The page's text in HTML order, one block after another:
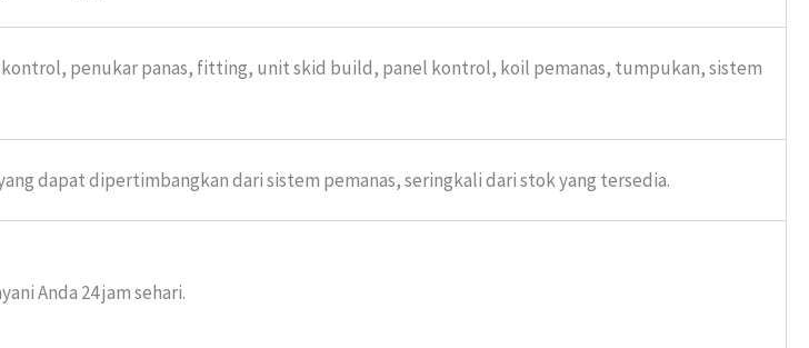
penukar panas, fitting, unit skid build, panel kontrol, koil pemanas, tumpukan, sistem
dapat dipertimbangkan dari sistem pemanas, seringkali dari stok yang tersedia.
Anda 24 jam sehari.